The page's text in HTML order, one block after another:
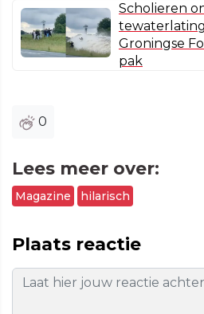
Scholieren
Groningse
pak
0
Lees meer over:
Magazine hilarisch
Plaats reactie